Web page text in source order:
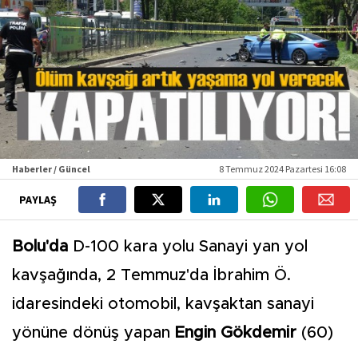
Haberler / Güncel 8 Temmuz 2024 Pazartesi 16:08
PAYLAŞ
Bolu'da D-100 kara yolu Sanayi yan yol
kavşağında, 2 Temmuz'da İbrahim Ö.
idaresindeki otomobil, kavşaktan sanayi
yönüne dönüş yapan Engin Gökdemir (60)